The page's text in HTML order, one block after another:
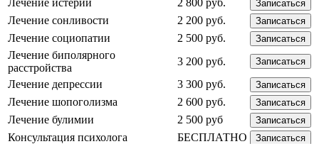
Записаться
Лечение сонливости 2 200 руб. Записаться
Лечение социопатии 2 500 руб. Записаться
Лечение биполярного
расстройства
3 200 руб. Записаться
Лечение депрессии 3 300 руб. Записаться
Лечение шопоголизма 2 600 руб. Записаться
Лечение булимии 2 500 руб Записаться
Консультация психолога БЕСПЛАТНО Записаться